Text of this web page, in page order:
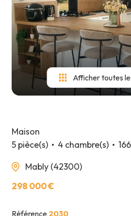
Afficher toutes
Maison
5 pièce(s)
4 chambre(s)
Mably (42300)
298 000 €
Référence 2030